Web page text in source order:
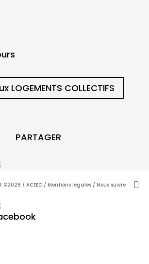
LOGEMENTS COLLECTIFS
PARTAGER
©2026 / ACEEC / Mentions légales/ Nous suivre 